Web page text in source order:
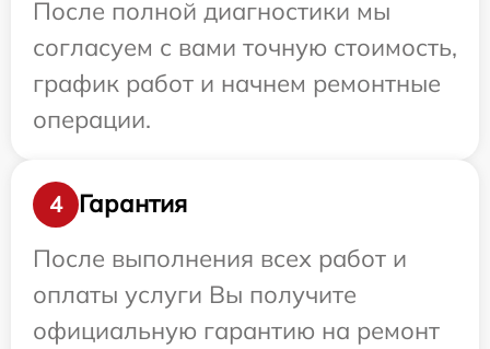
После полной диагностики мы
согласуем с вами точную стоимость,
график работ и начнем ремонтные
операции.
4
Гарантия
После выполнения всех работ и
оплаты услуги Вы получите
официальную гарантию на ремонт